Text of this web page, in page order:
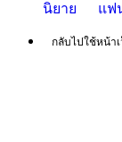
นิยาย แฟ
กลับไปใช้หน้า